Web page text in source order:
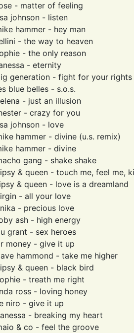
- matter of feeling
johnson - listen
hammer - hey man
- the way to heaven
- the only reason
- eternity
generation - fight for your rights
blue belles - s.o.s.
- just an illusion
- crazy for you
johnson - love
hammer - divine (u.s. remix)
hammer - divine
gang - shake shake
& queen - touch me, feel me,
& queen - love is a dreamland
- all your love
- precious love
ash - high energy
grant - sex heroes
money - give it up
hammond - take me higher
& queen - black bird
- treath me right
ross - loving honey
niro - give it up
- breaking my heart
& co - feel the groove